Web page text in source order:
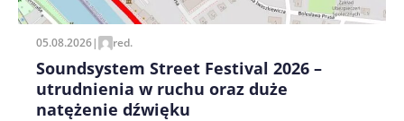
05.08.2026| red.
Soundsystem Street Festival 2026 –
utrudnienia w ruchu oraz duże
natężenie dźwięku